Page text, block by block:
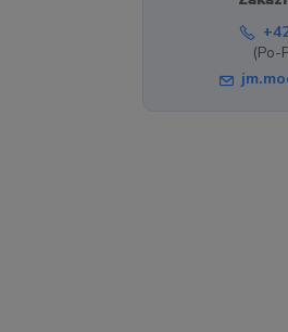
(Po-